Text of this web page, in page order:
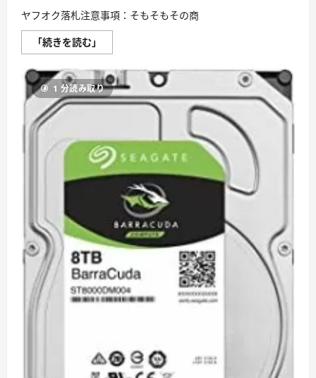
ヤフオク落札注意事項：そもそもその商
「続きを読む」
フ
ク！
落
札
注
に
つ
い
て
さ
1 分読み取り